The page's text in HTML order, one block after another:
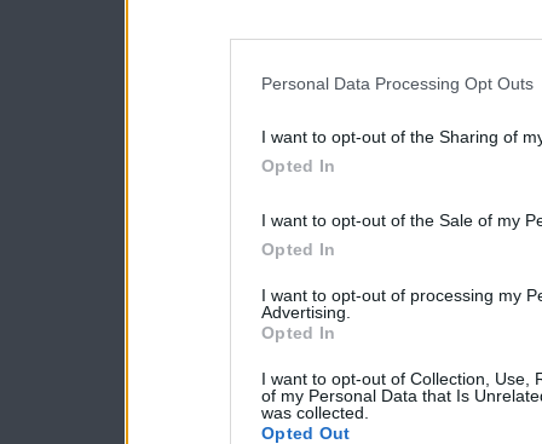
Personal Data Processing Opt Outs
I want to opt-out of the Sharing of
Opted In
I want to opt-out of the Sale of my
Opted In
I want to opt-out of processing my
Advertising.
Opted In
I want to opt-out of Collection, Use,
of my Personal Data that Is
was collected.
Opted Out